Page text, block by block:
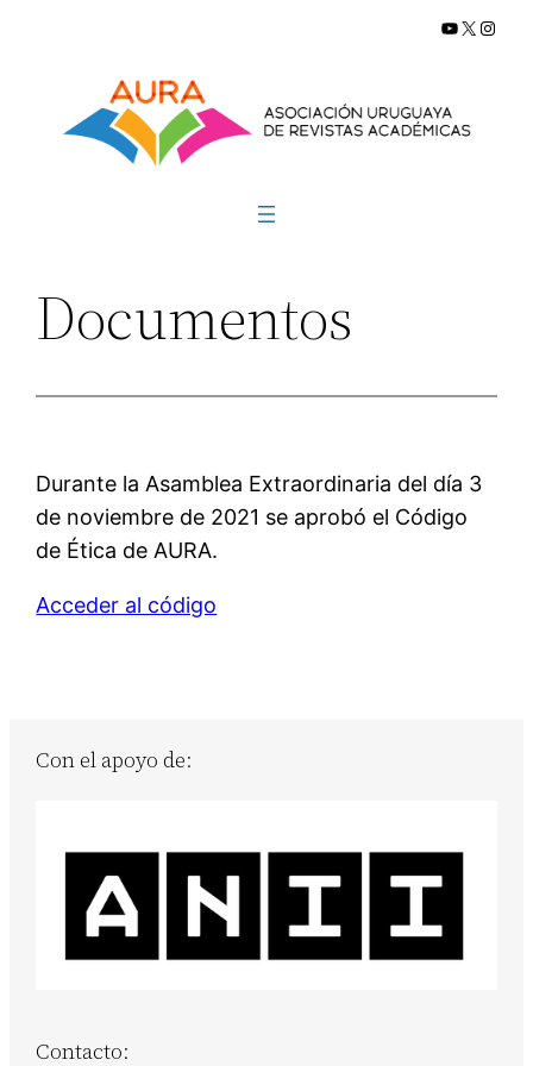
contenido
YouTube
X
Documentos
Durante la Asamblea Extraordinaria del día 3
de noviembre de 2021 se aprobó el Código
de Ética de AURA.
Acceder al código
Con el apoyo de:
Contacto: